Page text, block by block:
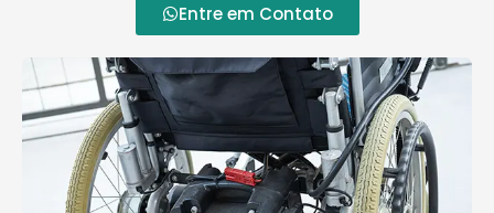
Entre em Contato